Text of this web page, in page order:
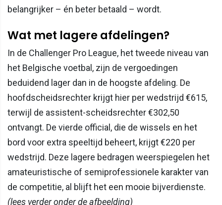
belangrijker – én beter betaald – wordt.
Wat met lagere afdelingen?
In de Challenger Pro League, het tweede niveau van
het Belgische voetbal, zijn de vergoedingen
beduidend lager dan in de hoogste afdeling. De
hoofdscheidsrechter krijgt hier per wedstrijd €615,
terwijl de assistent-scheidsrechter €302,50
ontvangt. De vierde official, die de wissels en het
bord voor extra speeltijd beheert, krijgt €220 per
wedstrijd. Deze lagere bedragen weerspiegelen het
amateuristische of semiprofessionele karakter van
de competitie, al blijft het een mooie bijverdienste.
(lees verder onder de afbeelding)